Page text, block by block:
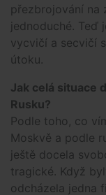
přezbrojování na
jednoduché. Teď
vycvičí a secvičí
útoku.
Jak celá situace
Rusku?
Podle toho, co
Moskvě a podle
ještě docela
tragické. Když
odcházela jedna